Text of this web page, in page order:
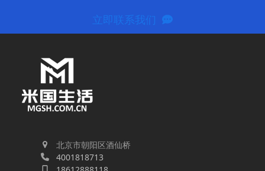
立即联系我们
北京市朝阳区酒仙桥
4001818713